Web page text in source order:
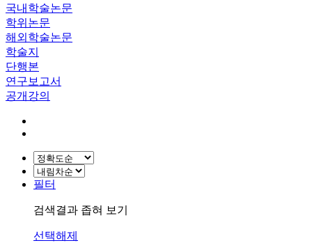
국내학술논문
학위논문
해외학술논문
학술지
단행본
연구보고서
공개강의
필터
검색결과 좁혀 보기
선택해제